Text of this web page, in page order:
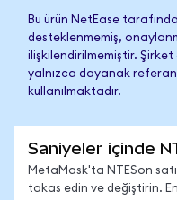
Bu ürün NetEase
desteklenmemiş,
ilişkilendirilmemiştir.
yalnızca dayanak
kullanılmaktadır.
Saniyeler içinde
MetaMask'ta NTESon
takas edin ve değiştirin.